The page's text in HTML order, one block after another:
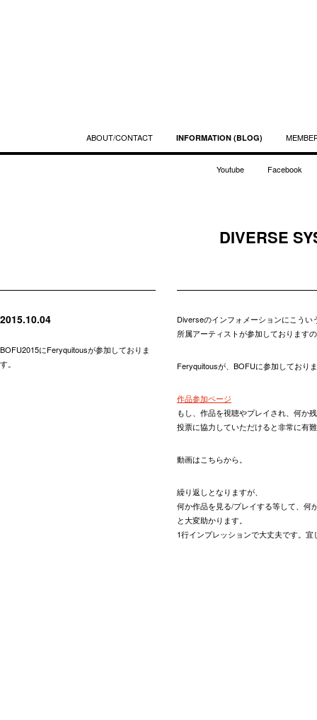
ABOUT/CONTACT INFORMATION (BLOG)
Youtube Facebook
DIVERSE
2015.10.04
BOFU2015にFeryquitousが参加しておりま
す。
Diverseのインフォメーションにこうい
所属アーティストが参加しております
Feryquitousが、BOFUに参加しており
作品参加ページ
もし、作品を視聴やプレイされ、何か
投票に協力していただけると非常に有
動画はこちらから。
繰り返しとなりますが、
何か作品を見る/プレイする等して、何
と大変助かります。
1行インプレッションで大丈夫です。